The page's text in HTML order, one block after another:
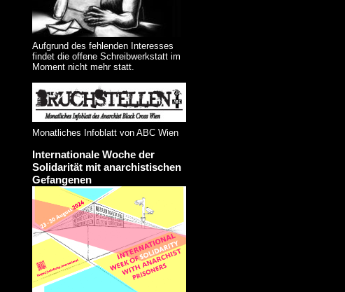
Aufgrund des fehlenden Interesses
findet die offene Schreibwerkstatt im
Moment nicht mehr statt.
Monatliches Infoblatt von ABC Wien
Internationale Woche der
Solidarität mit anarchistischen
Gefangenen